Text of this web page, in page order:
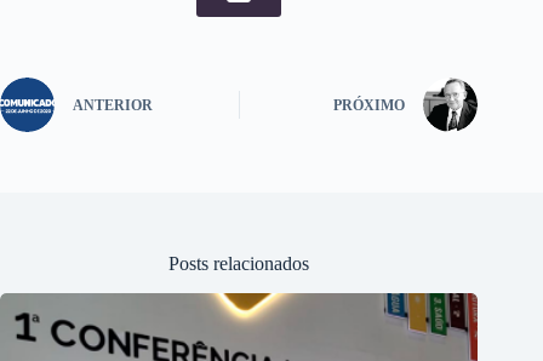
ANTERIOR PRÓXIMO
Posts relacionados